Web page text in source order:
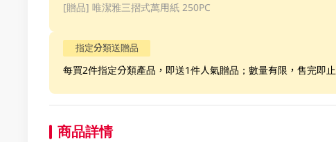
[贈品] 唯潔雅三摺式萬用紙 250PC
指定分類送贈品
每買2件指定分類產品，即送1件人氣贈品；數量有限，售完即止
商品詳情